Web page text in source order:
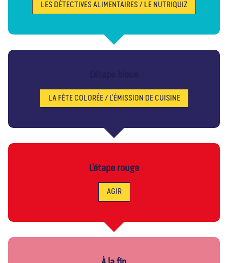
LES DÉTECTIVES ALIMENTAIRES / LE NUTRIQUIZ
LA FÊTE COLORÉE / L’ÉMISSION DE CUISINE
L’étape rouge
AGIR